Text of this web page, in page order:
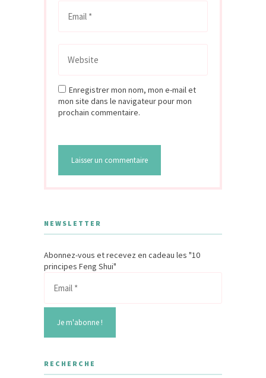
Enregistrer mon nom, mon e-mail et
mon site dans le navigateur pour mon
prochain commentaire.
NEWSLETTER
Abonnez-vous et recevez en cadeau les "10
principes Feng Shui"
RECHERCHE